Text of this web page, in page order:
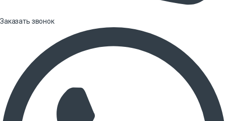
Заказать звонок